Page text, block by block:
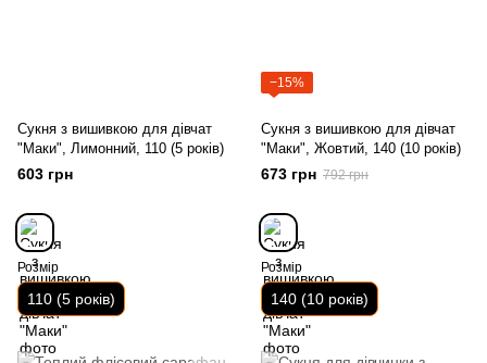
Сукня з вишивкою для дівчат
"Маки", Лимонний, 110 (5 років)
603 грн
Розмір
110 (5 років)
−15%
Сукня з вишивкою для дівчат
"Маки", Жовтий, 140 (10 років)
673 грн 792 грн
Розмір
140 (10 років)